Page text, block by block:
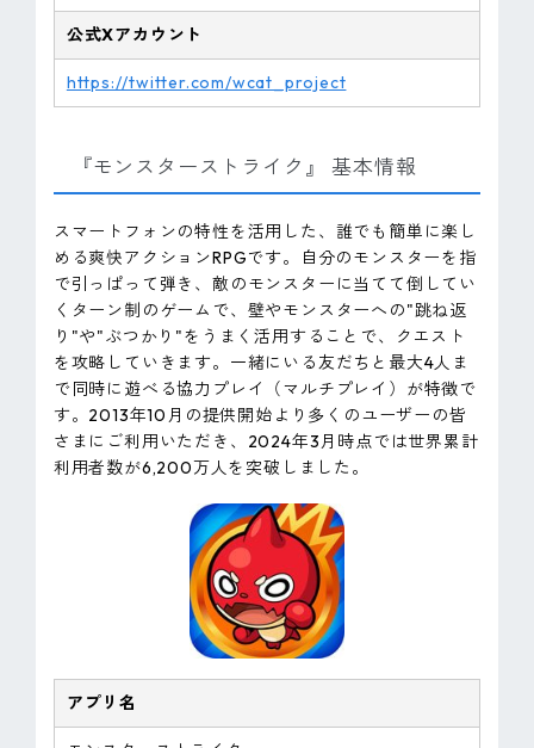
公式Xアカウント
https://twitter.com/wcat_project
『モンスターストライク』 基本情報
スマートフォンの特性を活用した、誰でも簡単に楽し
める爽快アクションRPGです。自分のモンスターを指
で引っぱって弾き、敵のモンスターに当てて倒してい
くターン制のゲームで、壁やモンスターへの"跳ね返
り"や"ぶつかり"をうまく活用することで、クエスト
を攻略していきます。一緒にいる友だちと最大4人ま
で同時に遊べる協力プレイ（マルチプレイ）が特徴で
す。2013年10月の提供開始より多くのユーザーの皆
さまにご利用いただき、2024年3月時点では世界累計
利用者数が6,200万人を突破しました。
アプリ名